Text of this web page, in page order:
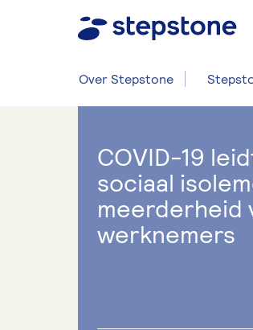
Over Stepstone
COVID-19
sociaal
meerderheid
werknemers